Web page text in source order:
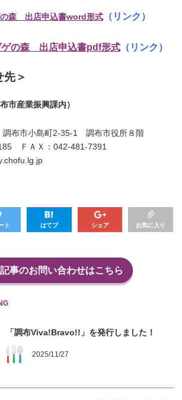
の森 出店申込書word形式 （リンク）
ゲの森 出店申込書pdf形式 （リンク）
先＞
市産業振興課内）
布市小島町2-35-1 調布市役所８階
ＦＡＸ：042-481-7391
ト はてブ シェア お気に入り
事のお問い合わせはこちら
「調布Viva!Bravo!!」を発行しました！
2025/11/27